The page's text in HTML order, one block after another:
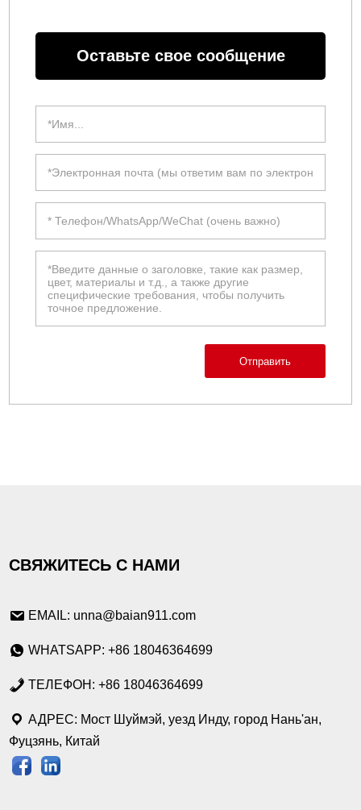
Оставьте свое сообщение
Отправить
СВЯЖИТЕСЬ С НАМИ
EMAIL: unna@baian911.com
WHATSAPP: +86 18046364699
ТЕЛЕФОН: +86 18046364699
АДРЕС: Мост Шуймэй, уезд Инду, город Нань'ан,
Фуцзянь, Китай